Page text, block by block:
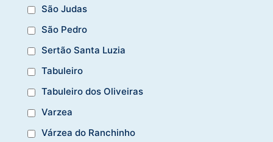
São Judas
São Pedro
Sertão Santa Luzia
Tabuleiro
Tabuleiro dos Oliveiras
Varzea
Várzea do Ranchinho